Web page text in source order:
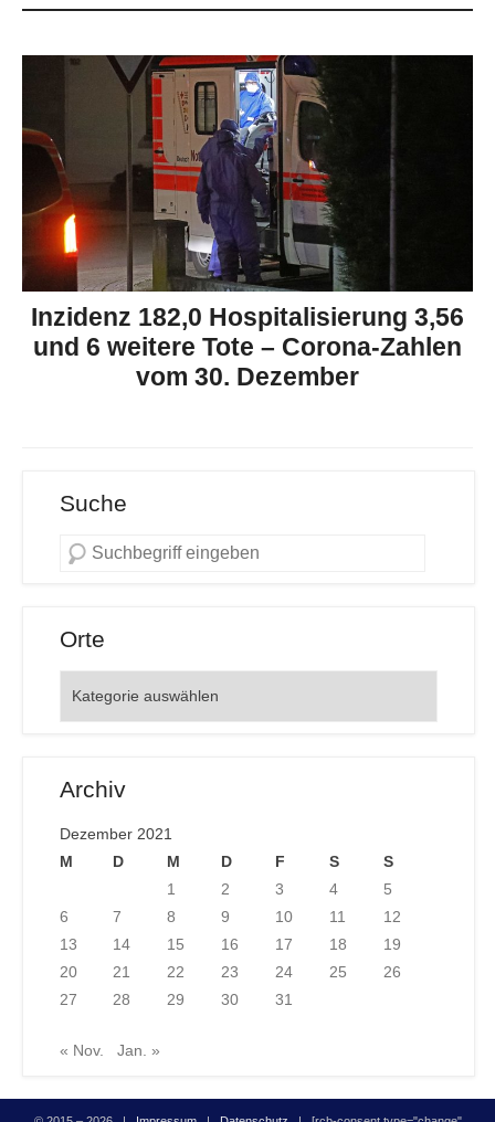
Inzidenz 182,0 Hospitalisierung 3,56
und 6 weitere Tote – Corona-Zahlen
vom 30. Dezember
Suche
Orte
Archiv
Dezember 2021
M
D M D F S
S
1
2 3 4
5
6
7 8 9 10 11
12
13
14 15 16 17 18
19
20
21 22 23 24 25
26
27
28 29 30 31
« Nov. Jan. »